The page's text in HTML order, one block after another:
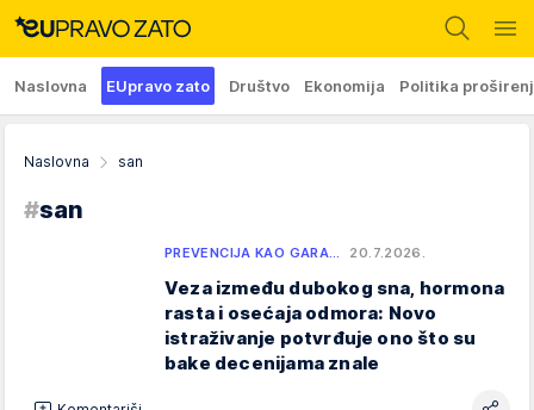
Naslovna EUpravo zato Društvo Ekonomija Politika
Naslovna san
#san
PREVENCIJA KAO GARA… 20.7.2026.
Veza između dubokog sna, hormona
rasta i osećaja odmora: Novo
istraživanje potvrđuje ono što su
bake decenijama znale